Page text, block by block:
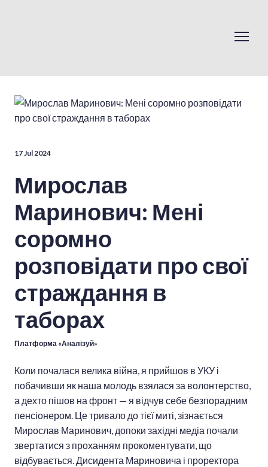
17 Jul 2024
Мирослав
Маринович: Мені
соромно
розповідати про свої
страждання в
таборах
Платформа «Аналізуй»
Коли почалася велика війна, я прийшов в УКУ і
побачивши як наша молодь взялася за волонтерство,
а дехто пішов на фронт — я відчув себе безпорадним
пенсіонером. Це тривало до тієї миті, зізнається
Мирослав Маринович, допоки західні медіа почали
звертатися з проханням прокоментувати, що
відбувається. Дисидента Мариновича і проректора